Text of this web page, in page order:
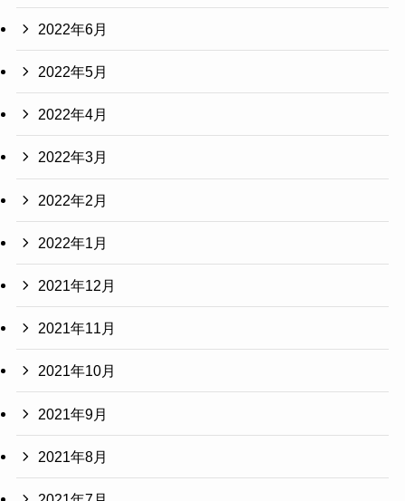
2022年6月
2022年5月
2022年4月
2022年3月
2022年2月
2022年1月
2021年12月
2021年11月
2021年10月
2021年9月
2021年8月